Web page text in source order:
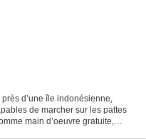
d’une île indonésienne,
de marcher sur les pattes
main d’oeuvre gratuite,